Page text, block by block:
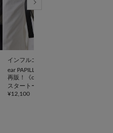
インフルエンサー企画
ear PAPILLONNER
再販！《ouchi企画》アジャ
スタートートバッグ横型
¥12,100